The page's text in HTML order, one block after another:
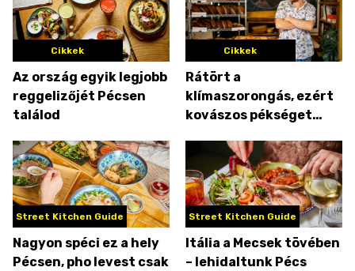
Cikkek
Az ország egyik legjobb
reggelizőjét Pécsen
találod
Cikkek
Rátört a
klímaszorongás, ezért
kovászos pékséget
Street Kitchen Guide
Nagyon spéci ez a hely
Pécsen, pho levest csak
Street Kitchen Guide
Itália a Mecsek tövében
– lehidaltunk Pécs